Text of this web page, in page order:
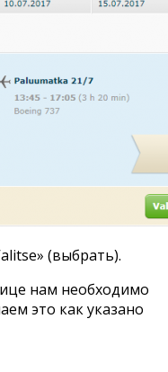
(выбрать).
нам необходимо
это как указано